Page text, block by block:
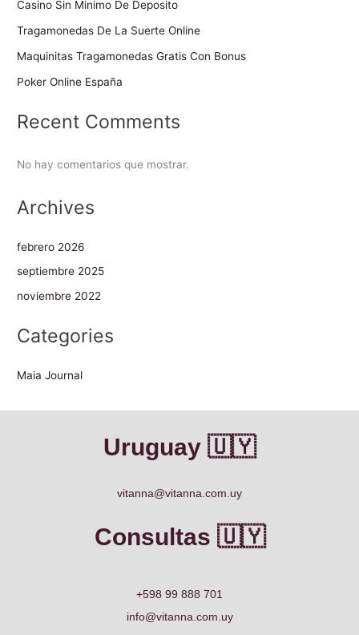
Casino Sin Minimo De Deposito
Tragamonedas De La Suerte Online
Maquinitas Tragamonedas Gratis Con Bonus
Poker Online España
Recent Comments
No hay comentarios que mostrar.
Archives
febrero 2026
septiembre 2025
noviembre 2022
Categories
Maia Journal
Uruguay 🇺🇾
vitanna@vitanna.com.uy
Consultas 🇺🇾
+598 99 888 701
info@vitanna.com.uy